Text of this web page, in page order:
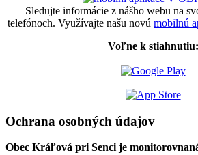
Sledujte informácie z nášho webu na
telefónoch. Využívajte našu novú mobilnú
Voľne k stiahnutiu:
Ochrana osobných údajov
Obec Kráľová pri Senci je